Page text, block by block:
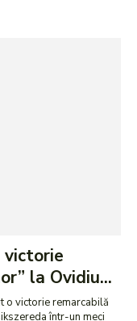
victorie
la Ovidiu...
o victorie remarcabilă
într-un meci